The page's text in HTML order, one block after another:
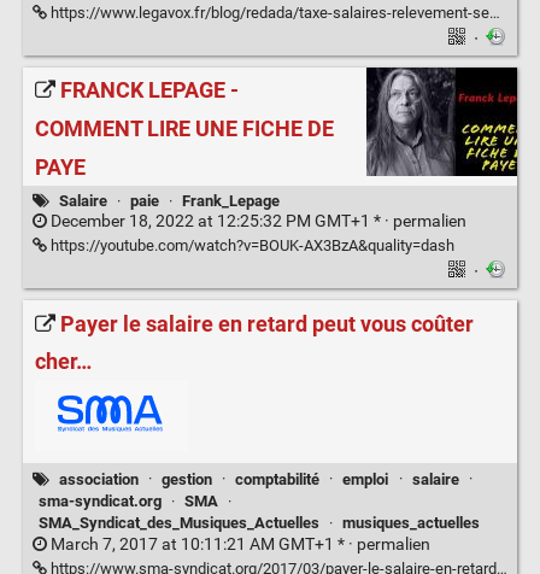
https://www.legavox.fr/blog/redada/taxe-salaires-relevement-seuil-abattement-33659.htm
·
FRANCK LEPAGE -
COMMENT LIRE UNE FICHE DE
PAYE
Salaire · paie · Frank_Lepage
December 18, 2022 at 12:25:32 PM GMT+1 * · permalien
https://youtube.com/watch?v=BOUK-AX3BzA&quality=dash
·
Payer le salaire en retard peut vous coûter
cher…
association · gestion · comptabilité · emploi · salaire
·
sma-syndicat.org
· SMA
·
SMA_Syndicat_des_Musiques_Actuelles
· musiques_actuelles
March 7, 2017 at 10:11:21 AM GMT+1 * · permalien
https://www.sma-syndicat.org/2017/03/payer-le-salaire-en-retard-peut-vous-couter-cher/